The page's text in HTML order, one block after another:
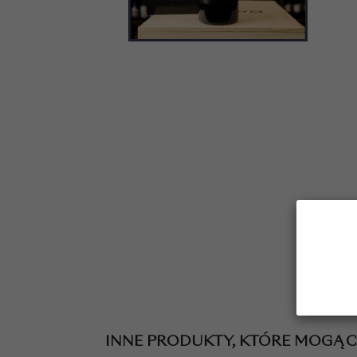
INNE PRODUKTY, KTÓRE MOGĄ